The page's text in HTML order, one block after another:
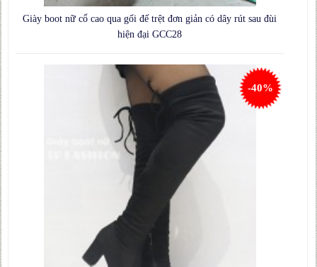
Giày boot nữ cổ cao qua gối đế trệt đơn giản có dây rút sau đùi
hiện đại GCC28
-40%